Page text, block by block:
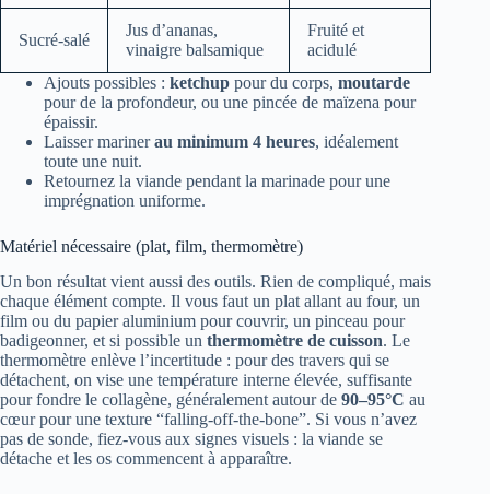
Sucré‑salé
Jus d’ananas,
vinaigre balsamique
Fruité et
acidulé
Ajouts possibles : ketchup pour du corps, moutarde
pour de la profondeur, ou une pincée de maïzena pour
épaissir.
Laisser marinerau minimum 4 heures, idéalement
toute une nuit.
Retournez la viande pendant la marinade pour une
imprégnation uniforme.
Matériel nécessaire (plat, film, thermomètre)
Un bon résultat vient aussi des outils. Rien de compliqué, mais
chaque élément compte. Il vous faut un plat allant au four, un
film ou du papier aluminium pour couvrir, un pinceau pour
badigeonner, et si possible un thermomètre de cuisson. Le
thermomètre enlève l’incertitude : pour des travers qui se
détachent, on vise une température interne élevée, suffisante
pour fondre le collagène, généralement autour de 90–95°C au
cœur pour une texture “falling-off-the-bone”. Si vous n’avez
pas de sonde, fiez‑vous aux signes visuels : la viande se
détache et les os commencent à apparaître.